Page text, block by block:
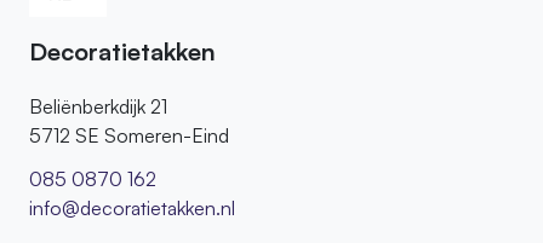
Decoratietakken
Beliënberkdijk 21
5712 SE Someren-Eind
085 0870 162
info@decoratietakken.nl